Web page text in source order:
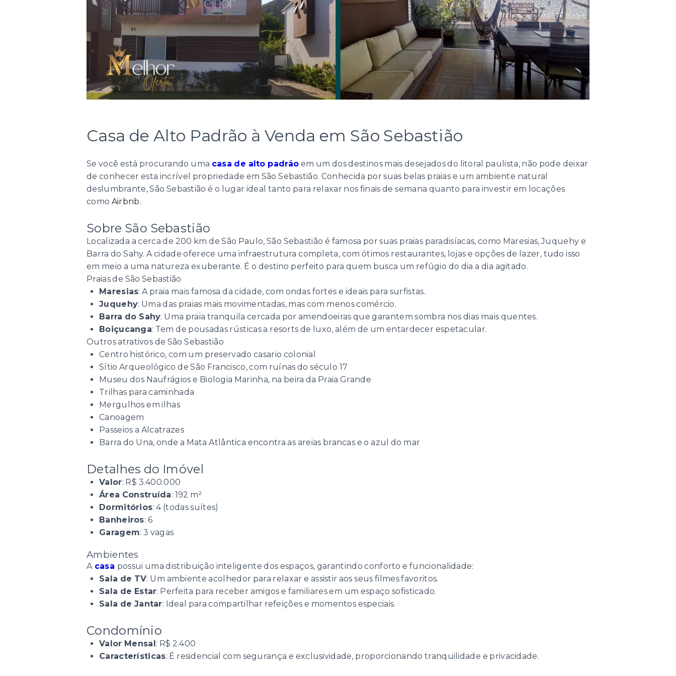
Casa de Alto Padrão à Venda em São Sebastião
Se você está procurando uma casa de alto padrão em um dos destinos mais desejados do litoral paulista, não pode deixar
de conhecer esta incrível propriedade em São Sebastião. Conhecida por suas belas praias e um ambiente natural
deslumbrante, São Sebastião é o lugar ideal tanto para relaxar nos finais de semana quanto para investir em locações
como Airbnb.
Sobre São Sebastião
Localizada a cerca de 200 km de São Paulo, São Sebastião é famosa por suas praias paradisíacas, como Maresias, Juquehy e
Barra do Sahy. A cidade oferece uma infraestrutura completa, com ótimos restaurantes, lojas e opções de lazer, tudo isso
em meio a uma natureza exuberante. É o destino perfeito para quem busca um refúgio do dia a dia agitado.
Praias de São Sebastião
Maresias: A praia mais famosa da cidade, com ondas fortes e ideais para surfistas.
Juquehy: Uma das praias mais movimentadas, mas com menos comércio.
Barra do Sahy: Uma praia tranquila cercada por amendoeiras que garantem sombra nos dias mais quentes.
Boiçucanga: Tem de pousadas rústicas a resorts de luxo, além de um entardecer espetacular.
Outros atrativos de São Sebastião
Centro histórico, com um preservado casario colonial
Sítio Arqueológico de São Francisco, com ruínas do século 17
Museu dos Naufrágios e Biologia Marinha, na beira da Praia Grande
Trilhas para caminhada
Mergulhos em ilhas
Canoagem
Passeios a Alcatrazes
Barra do Una, onde a Mata Atlântica encontra as areias brancas e o azul do mar
Detalhes do Imóvel
Valor: R$ 3.400.000
Área Construída: 192 m²
Dormitórios: 4 (todas suítes)
Banheiros: 6
Garagem: 3 vagas
Ambientes
Acasa possui uma distribuição inteligente dos espaços, garantindo conforto e funcionalidade:
Sala de TV: Um ambiente acolhedor para relaxar e assistir aos seus filmes favoritos.
Sala de Estar: Perfeita para receber amigos e familiares em um espaço sofisticado.
Sala de Jantar: Ideal para compartilhar refeições e momentos especiais.
Condomínio
Valor Mensal: R$ 2.400
Características: É residencial com segurança e exclusividade, proporcionando tranquilidade e privacidade.